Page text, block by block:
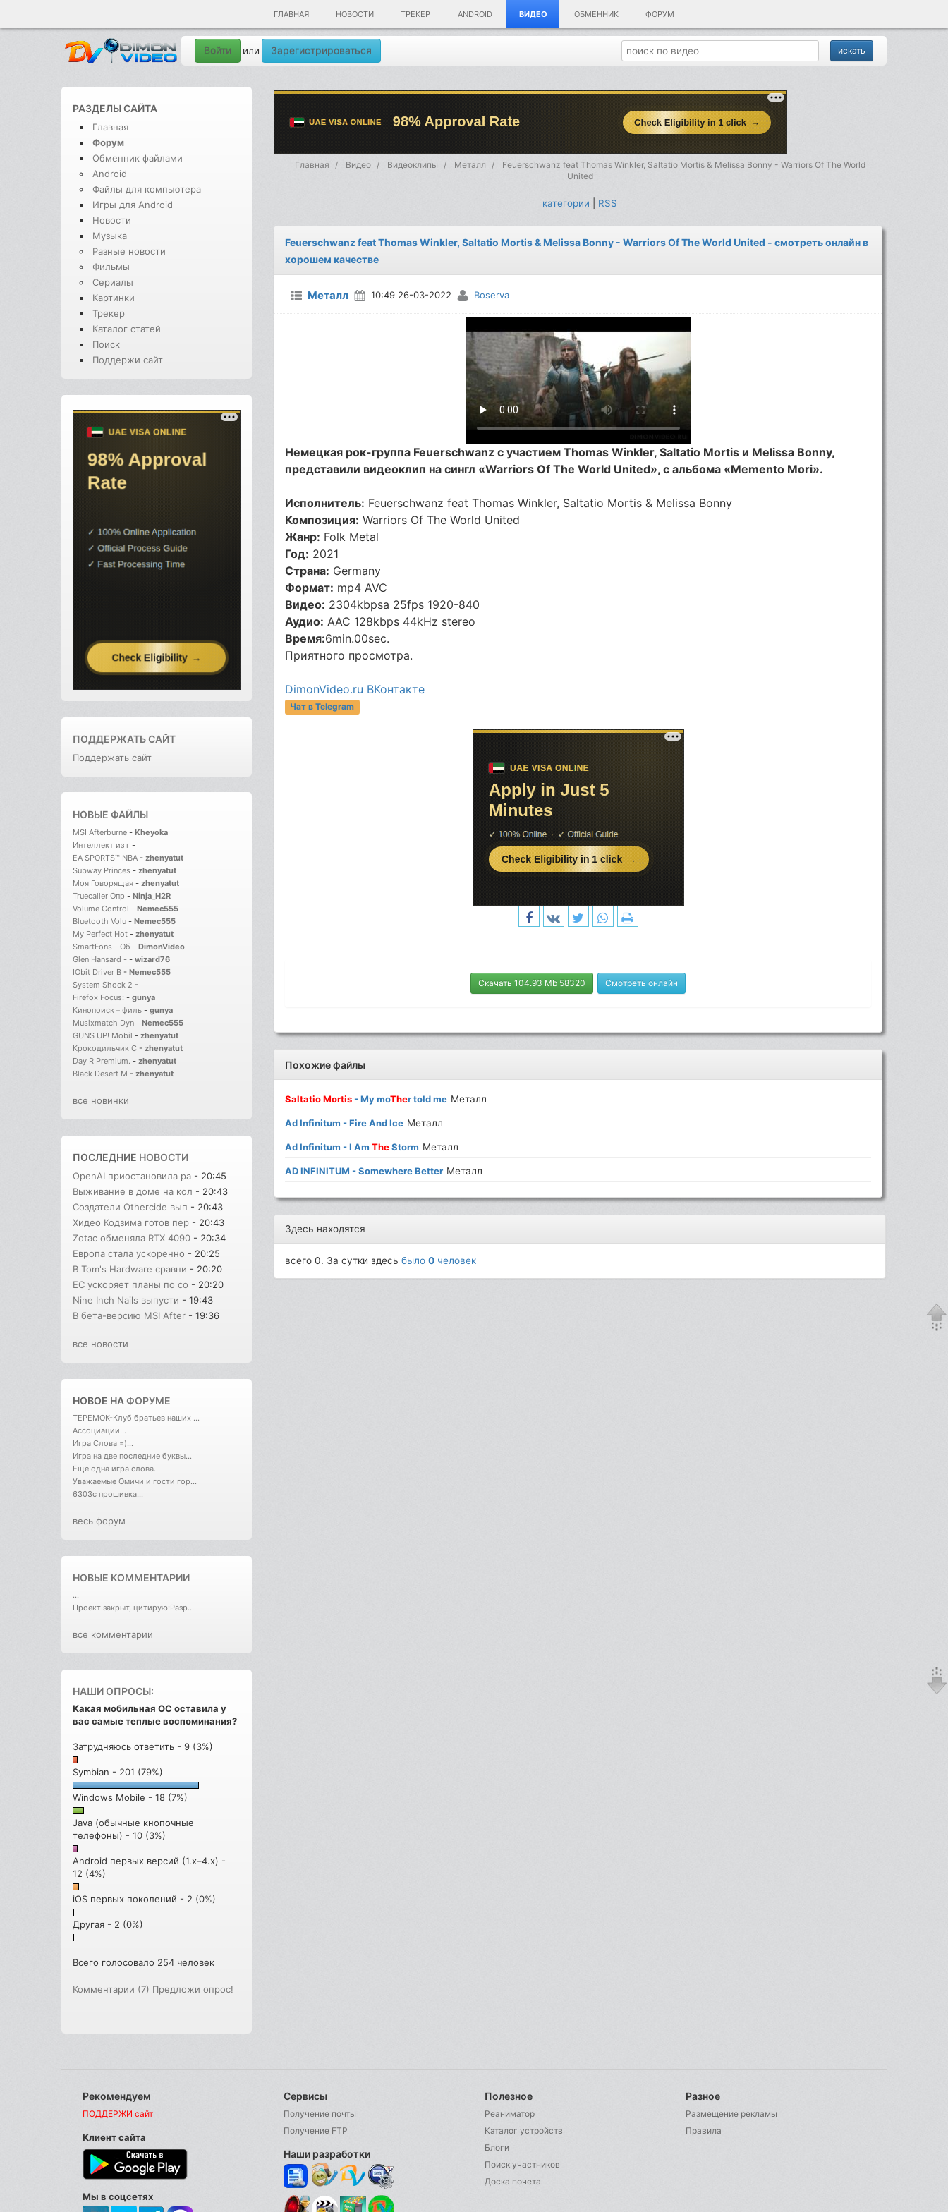
ГЛАВНАЯ НОВОСТИ ТРЕКЕР ANDROID ВИДЕО ОБМЕННИК ФОРУМ
Войти или Зарегистрироваться
РАЗДЕЛЫ САЙТА
Главная
Форум
Обменник файлами
Android
Файлы для компьютера
Игры для Android
Новости
Музыка
Разные новости
Фильмы
Сериалы
Картинки
Трекер
Каталог статей
Поиск
Поддержи сайт
ПОДДЕРЖАТЬ САЙТ
Поддержать сайт
НОВЫЕ ФАЙЛЫ
MSI Afterburne - Kheyoka
Интеллект из г -
EA SPORTS™ NBA - zhenyatut
Subway Princes - zhenyatut
Моя Говорящая - zhenyatut
Truecaller Опр - Ninja_H2R
Volume Control - Nemec555
Bluetooth Volu - Nemec555
My Perfect Hot - zhenyatut
SmartFons - Об - DimonVideo
Glen Hansard - - wizard76
IObit Driver B - Nemec555
System Shock 2 -
Firefox Focus: - gunya
Кинопоиск－филь - gunya
Musixmatch Dyn - Nemec555
GUNS UP! Mobil - zhenyatut
Крокодильчик С - zhenyatut
Day R Premium. - zhenyatut
Black Desert M - zhenyatut
все новинки
ПОСЛЕДНИЕ НОВОСТИ
OpenAI приостановила ра - 20:45
Выживание в доме на кол - 20:43
Создатели Othercide вып - 20:43
Хидео Кодзима готов пер - 20:43
Zotac обменяла RTX 4090 - 20:34
Европа стала ускоренно - 20:25
В Tom's Hardware сравни - 20:20
ЕС ускоряет планы по со - 20:20
Nine Inch Nails выпусти - 19:43
В бета-версию MSI After - 19:36
все новости
НОВОЕ НАФОРУМЕ
ТЕРЕМОК-Клуб братьев наших ...
Ассоциации...
Игра Слова =)...
Игра на две последние буквы...
Еще одна игра слова...
Уважаемые Омичи и гости гор...
6303с прошивка...
весь форум
НОВЫЕ КОММЕНТАРИИ
...
Проект закрыт, цитирую:Разр...
все комментарии
НАШИ ОПРОСЫ:
Какая мобильная ОС оставила у
вас самые теплые воспоминания?
Затрудняюсь ответить - 9 (3%)
Symbian - 201 (79%)
Windows Mobile - 18 (7%)
Java (обычные кнопочные
телефоны) - 10 (3%)
Android первых версий (1.x–4.x) -
12 (4%)
iOS первых поколений - 2 (0%)
Другая - 2 (0%)
Всего голосовало 254 человек
Комментарии (7) Предложи опрос!
Главная Видео Видеоклипы Металл
Feuerschwanz feat Thomas Winkler, Saltatio Mortis & Melissa Bonny - Warriors Of The World
United
категории RSS
Feuerschwanz feat Thomas Winkler, Saltatio Mortis & Melissa Bonny - Warriors Of The World United - смотреть онлайн в
хорошем качестве
Металл 10:49 26-03-2022 Boserva
Немецкая рок-группа Feuerschwanz с участием Thomas Winkler, Saltatio Mortis и Melissa Bonny,
представили видеоклип на сингл «Warriors Of The World United», с альбома «Memento Mori».
Исполнитель: Feuerschwanz feat Thomas Winkler, Saltatio Mortis & Melissa Bonny
Композиция: Warriors Of The World United
Жанр: Folk Metal
Год: 2021
Страна: Germany
Формат: mp4 AVC
Видео: 2304kbpsa 25fps 1920-840
Аудио: AAC 128kbps 44kHz stereo
Время:6min.00sec.
Приятного просмотра.
DimonVideo.ru ВКонтакте
Чат в Telegram
Скачать 104.93 Mb 58320 Смотреть онлайн
Похожие файлы
SaltatioMortis - My moTher told me Металл
Ad Infinitum - Fire And Ice Металл
Ad Infinitum - I AmTheStorm Металл
AD INFINITUM - Somewhere Better Металл
Здесь находятся
всего 0. За сутки здесьбыло0 человек
Рекомендуем
ПОДДЕРЖИ сайт
Клиент сайта
Мы в соцсетях
Сервисы
Получение почты
Получение FTP
Наши разработки
Полезное
Реаниматор
Каталог устройств
Блоги
Поиск участников
Доска почета
Разное
Размещение рекламы
Правила